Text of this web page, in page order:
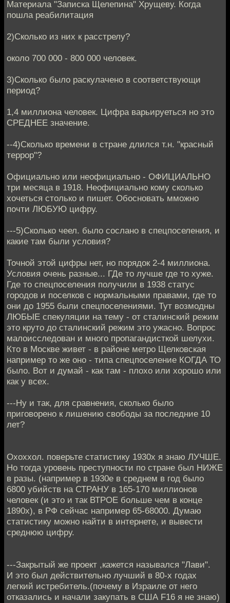
Материала "Записка Щелепина" Хрущеву. Когда
пошла реабилитация
2)Сколько из них к расстрелу?
около 700 000 - 800 000 человек.
3)Сколько было раскулачено в соответствующи
период?
1,4 миллиона человек. Цифра варьируеться но это
СРЕДНЕЕ значение.
--4)Сколько времени в стране длился т.н. "красный
террор"?
Официально или неофициально - ОФИЦИАЛЬНО
три месяца в 1918. Неофициально кому сколько
хочеться столько и пишет. Обосновать мможно
почти ЛЮБУЮ цифру.
---5)Сколько чеел. было сослано в спецпоселения, и
какие там были условия?
Точной этой цифры нет, но порядок 2-4 миллиона.
Условия очень разные... ГДе то лучше где то хуже.
Где то спецпоселения получили в 1938 статус
городов и поселков с нормальными правами, где то
они до 1955 были спецпоселениями. Тут возмодны
ЛЮБЫЕ спекуляции на тему - от сталинский режим
это круто до сталинский режим это ужасно. Вопрос
малоисследован и много пропагандисткой шелухи.
Кто в Москве живет - в районе метро Щелковская
например то же оно - типа спецпоселение КОГДА ТО
было. Вот и думай - как там - плохо или хорошо или
как у всех.
---Ну и так, для сравнения, сколько было
приговорено к лишению свободы за последние 10
лет?
Охоххол. поверьте статистику 1930х я знаю ЛУЧШЕ.
Но тогда уровень преступности по стране был НИЖЕ
в разы. (например в 1930е в среднем в год было
6800 убийств на СТРАНУ в 165-170 миллионов
человек (и это и так ВТРОЕ больше чем в конце
1890х), в РФ сейчас например 65-68000. Думаю
статистику можно найти в интернете, и вывести
среднюю цифру.
---Закрытый же проект ,кажется назывался "Лави".
И это был действительно лучший в 80-х годах
легкий истребитель.(почему в Израиле от него
отказались и начали закупать в США F16 я не знаю)